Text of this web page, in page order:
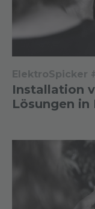
ElektroSpicker
Installation
Lösungen in